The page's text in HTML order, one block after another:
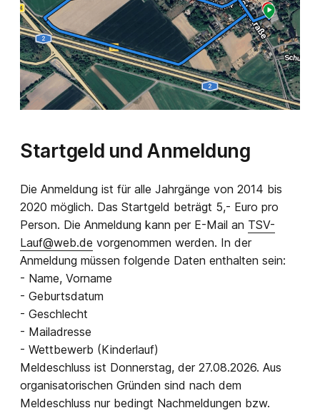
Startgeld und Anmeldung
Die Anmeldung ist für alle Jahrgänge von 2014 bis
2020 möglich. Das Startgeld beträgt 5,- Euro pro
Person. Die Anmeldung kann per E-Mail an TSV-
Lauf
web de vorgenommen werden. In der
Anmeldung müssen folgende Daten enthalten sein:
- Name, Vorname
- Geburtsdatum
- Geschlecht
- Mailadresse
- Wettbewerb (Kinderlauf)
Meldeschluss ist Donnerstag, der 27.08.2026. Aus
organisatorischen Gründen sind nach dem
Meldeschluss nur bedingt Nachmeldungen bzw.